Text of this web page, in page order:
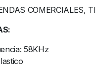
COMERCIALES,
58KHz